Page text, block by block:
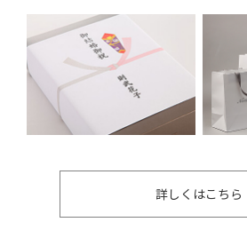
詳しくはこちら